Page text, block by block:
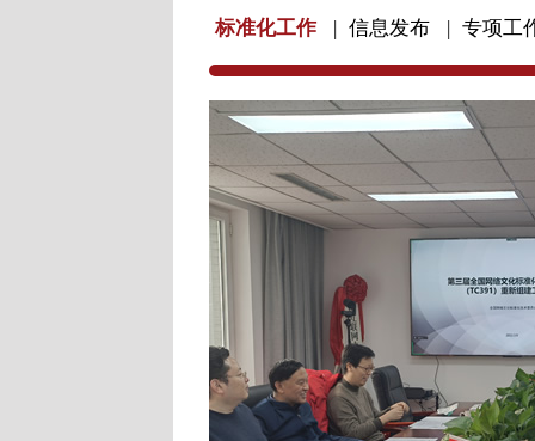
标准化工作 | 信息发布 | 专项工